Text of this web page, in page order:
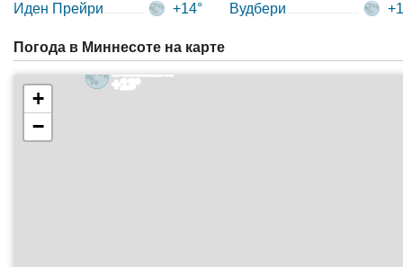
Иден Прейри
+14°
Вудбери
Погода в Миннесоте на карте
Виннипег
+13°
+
−